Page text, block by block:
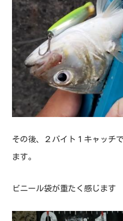
その後、２バイト１キャッチ
ます。
ビニール袋が重たく感じます